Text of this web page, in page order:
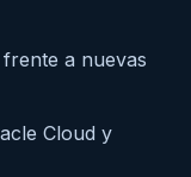
a nuevas
Cloud y